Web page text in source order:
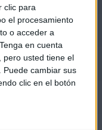
clic para
el procesamiento
o acceder a
Tenga en cuenta
pero usted tiene el
Puede cambiar sus
clic en el botón